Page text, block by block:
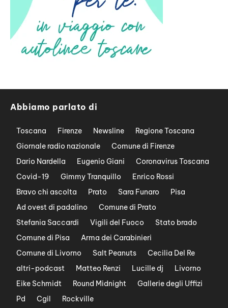
Abbiamo parlato di
Toscana Firenze Newsline
Regione Toscana
Giornale radio nazionale
Comune di Firenze
Dario Nardella
Eugenio Giani
Coronavirus Toscana
Covid-19
Gimmy Tranquillo
Enrico Rossi
Bravo chi ascolta
Prato Sara Funaro
Pisa
Ad ovest di padalino
Comune di Prato
Stefania Saccardi
Vigili del Fuoco
Stato brado
Comune di Pisa
Arma dei Carabinieri
Comune di Livorno
Salt Peanuts
Cecilia Del Re
altri-podcast
Matteo Renzi Lucille dj
Livorno
Eike Schmidt
Round Midnight
Gallerie degli Uffizi
Pd
Cgil Rockville